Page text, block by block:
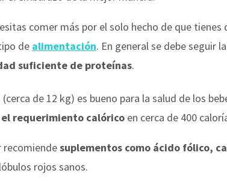
comer más por el solo hecho de que tienes
de alimentación. En general se debe seguir
suficiente de proteínas.
de 12 kg) es bueno para la salud de los
requerimiento calórico en cerca de 400
recomiendesuplementos como ácido fólico,
rojos sanos.